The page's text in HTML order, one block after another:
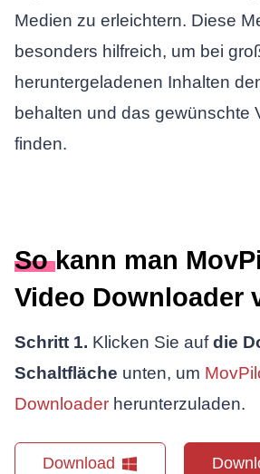
Medien zu erleichtern. Diese
besonders hilfreich, um bei
heruntergeladenen Inhalten
behalten und das gewünschte
finden.
So kann man
Video Downloader
Schritt 1. Klicken Sie aufdie
Schaltfläche unten, um
Downloaderherunterzuladen.
Download